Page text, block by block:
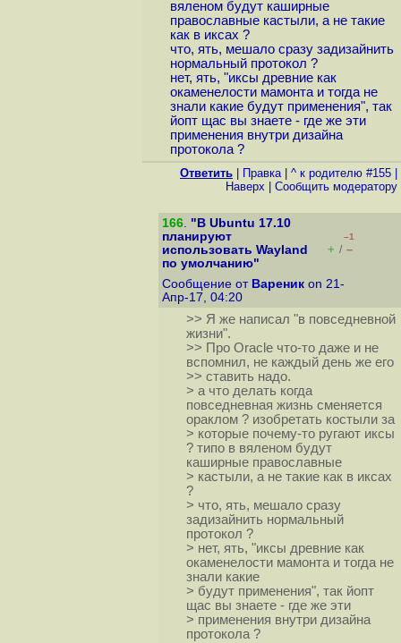
вяленом будут каширные
православные кастыли, а не такие
как в иксах ?
что, ять, мешало сразу задизайнить
нормальный протокол ?
нет, ять, "иксы древние как
окаменелости мамонта и тогда не
знали какие будут применения", так
йопт щас вы знаете - где же эти
применения внутри дизайна
протокола ?
Ответить Правка| ^ к родителю #155
Наверх
Cообщить модератору
166. "В Ubuntu 17.10
планируют
использовать Wayland
по умолчанию"
–1
+ / –
Сообщение от Вареник on 21-
Апр-17, 04:20
>> Я же написал "в повседневной
жизни".
>> Про Oracle что-то даже и не
вспомнил, не каждый день же его
>> ставить надо.
> а что делать когда
повседневная жизнь сменяется
ораклом ? изобретать костыли за
> которые почему-то ругают иксы
? типо в вяленом будут
каширные православные
> кастыли, а не такие как в иксах
?
> что, ять, мешало сразу
задизайнить нормальный
протокол ?
> нет, ять, "иксы древние как
окаменелости мамонта и тогда не
знали какие
> будут применения", так йопт
щас вы знаете - где же эти
> применения внутри дизайна
протокола ?